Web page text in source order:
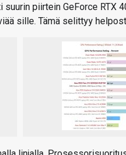
piirtein GeForce RTX
sille. Tämä selittyy